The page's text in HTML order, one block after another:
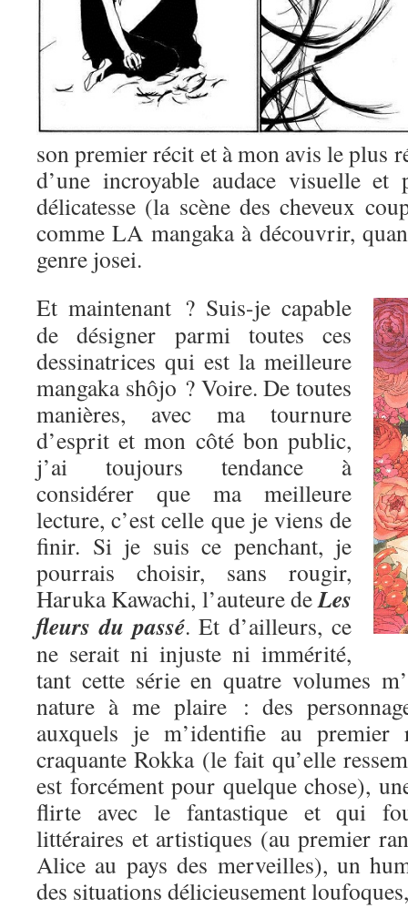
son premier récit et à mon avis le plus
d’une incroyable audace visuelle et
délicatesse (la scène des cheveux
comme LA mangaka à découvrir,
genre josei.
Et maintenant ? Suis-je capable
de désigner parmi toutes ces
dessinatrices qui est la meilleure
mangaka shôjo ? Voire. De toutes
manières, avec ma tournure
d’esprit et mon côté bon public,
j’ai toujours tendance à
considérer que ma meilleure
lecture, c’est celle que je viens de
finir. Si je suis ce penchant, je
pourrais choisir, sans rougir,
Haruka Kawachi, l’auteure deLes
fleurs du passé. Et d’ailleurs, ce
ne serait ni injuste ni immérité,
tant cette série en quatre volumes
nature à me plaire : des
auxquels je m’identifie au premier
craquante Rokka (le fait qu’elle
est forcément pour quelque chose),
flirte avec le fantastique et qui
littéraires et artistiques (au premier
Alice au pays des merveilles), un
des situations délicieusement